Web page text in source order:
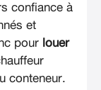
confiance à
et
pour louer
conteneur.